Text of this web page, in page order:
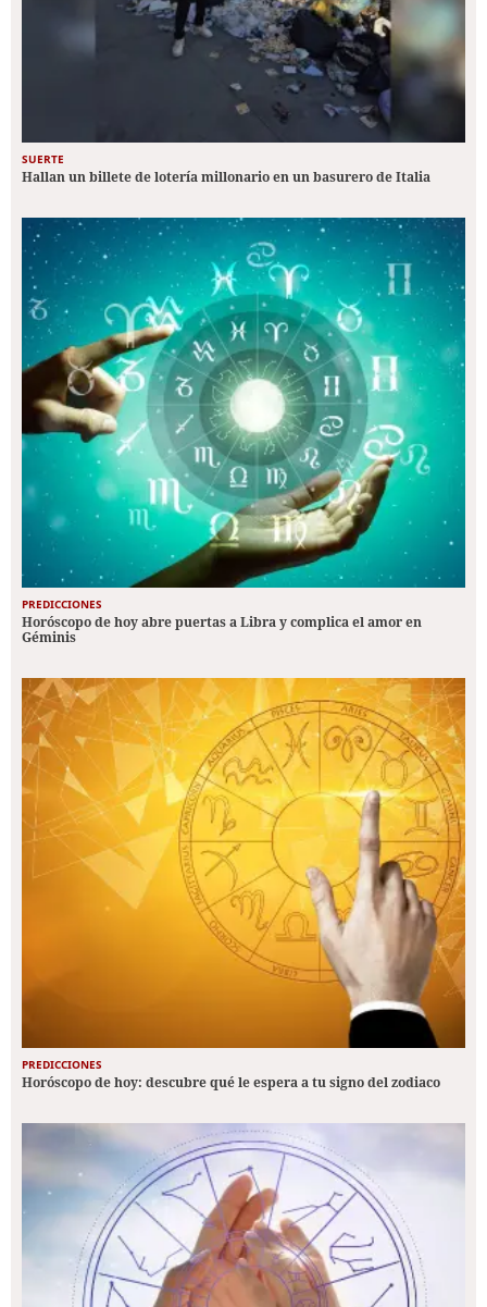
SUERTE
Hallan un billete de lotería millonario en un basurero de Italia
PREDICCIONES
Horóscopo de hoy abre puertas a Libra y complica el amor en
Géminis
PREDICCIONES
Horóscopo de hoy: descubre qué le espera a tu signo del zodiaco